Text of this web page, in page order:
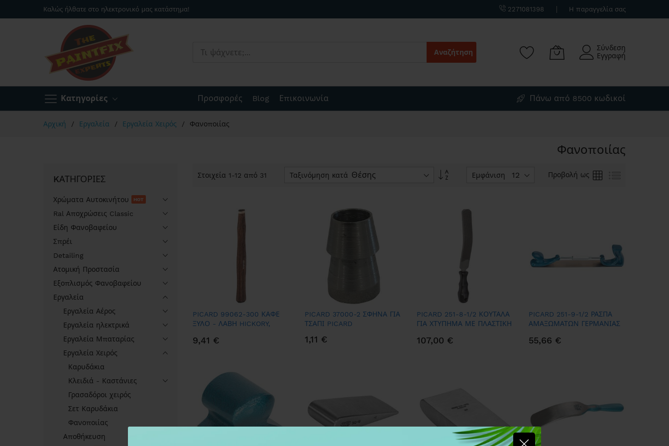
Καλώς ήλθατε στο ηλεκτρονικό μας κατάστημα! 2271081398 Η παραγγελία σας
Κατηγορίες
Αναζήτηση
Σύνδεση
Εγγραφή
Προσφορές Blog Επικοινωνία
Πάνω από 8500 κωδικοί
Αρχική Εργαλεία Εργαλεία Χειρός Φανοποιίας
Φανοποιίας
Στοιχεία 1-12 από 31 Ταξινόμηση κατά
Φθίνουσα
ταξινόμηση
Εμφάνιση Προβολή ως
PICARD 99062-300 ΚΑΦΕ
ΞΥΛΟ - ΛΑΒΗ HICKORY,
9,41 €
PICARD 37000-2 ΣΦΗΝΑ ΓΙΑ
ΤΣΑΠΙ PICARD
1,11 €
PICARD 251-8-1/2 ΚΟΥΤΑΛΑ
ΓΙΑ ΧΤΥΠΗΜΑ ΜΕ ΠΛΑΣΤΙΚΗ
107,00 €
PICARD 251-9-1/2 ΡΑΣΠΑ
ΑΜΑΞΩΜΑΤΩΝ ΓΕΡΜΑΝΙΑΣ
55,66 €
KΑΤΗΓΟΡΊΕΣ
Χρώματα Αυτοκινήτου HOT
Ral Αποχρώσεις Classic
Είδη Φανοβαφείου
Σπρέι
Detailing
Ατομική Προστασία
Εξοπλισμός Φανοβαφείου
Εργαλεία
Εργαλεία Αέρος
Εργαλεία ηλεκτρικά
Εργαλεία Μπαταρίας
Εργαλεία Χειρός
Καρυδάκια
Κλειδιά - Καστάνιες
Γρασαδόροι χειρός
Σετ Καρυδάκια
Φανοποιίας
Αποθήκευση